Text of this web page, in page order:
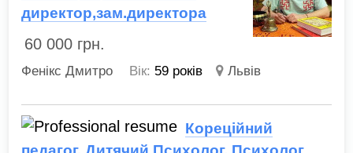
директор,зам.директора
60 000 грн.
Фенікс Дмитро Вік: 59 років Львів
Кореційний